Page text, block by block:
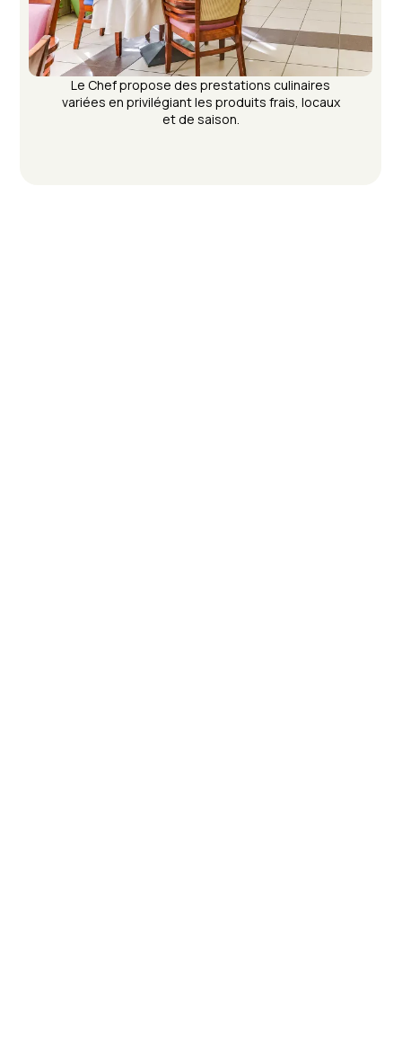
Le Chef propose des prestations culinaires
variées en privilégiant les produits frais, locaux
et de saison.